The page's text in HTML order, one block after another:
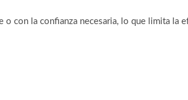
con la confianza necesaria, lo que limita